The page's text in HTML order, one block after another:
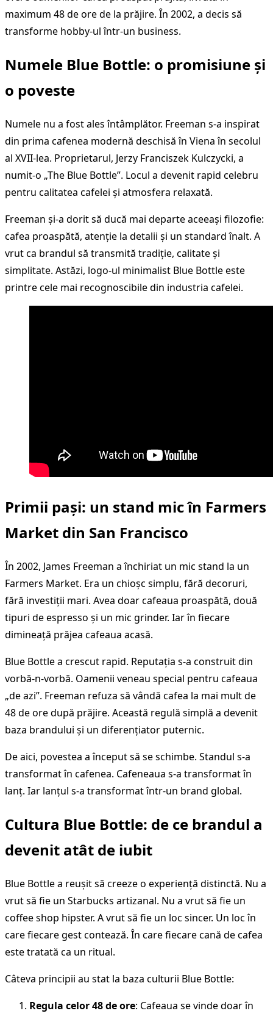
maximum 48 de ore de la prăjire. În 2002, a decis să
transforme hobby-ul într-un business.
Numele Blue Bottle: o promisiune și
o poveste
Numele nu a fost ales întâmplător. Freeman s-a inspirat
din prima cafenea modernă deschisă în Viena în secolul
al XVII-lea. Proprietarul, Jerzy Franciszek Kulczycki, a
numit-o „The Blue Bottle”. Locul a devenit rapid celebru
pentru calitatea cafelei și atmosfera relaxată.
Freeman și-a dorit să ducă mai departe aceeași filozofie:
cafea proaspătă, atenție la detalii și un standard înalt. A
vrut ca brandul să transmită tradiție, calitate și
simplitate. Astăzi, logo-ul minimalist Blue Bottle este
printre cele mai recognoscibile din industria cafelei.
Primii pași: un stand mic în Farmers
Market din San Francisco
În 2002, James Freeman a închiriat un mic stand la un
Farmers Market. Era un chioșc simplu, fără decoruri,
fără investiții mari. Avea doar cafeaua proaspătă, două
tipuri de espresso și un mic grinder. Iar în fiecare
dimineață prăjea cafeaua acasă.
Blue Bottle a crescut rapid. Reputația s-a construit din
vorbă-n-vorbă. Oamenii veneau special pentru cafeaua
„de azi”. Freeman refuza să vândă cafea la mai mult de
48 de ore după prăjire. Această regulă simplă a devenit
baza brandului și un diferențiator puternic.
De aici, povestea a început să se schimbe. Standul s-a
transformat în cafenea. Cafeneaua s-a transformat în
lanț. Iar lanțul s-a transformat într-un brand global.
Cultura Blue Bottle: de ce brandul a
devenit atât de iubit
Blue Bottle a reușit să creeze o experiență distinctă. Nu a
vrut să fie un Starbucks artizanal. Nu a vrut să fie un
coffee shop hipster. A vrut să fie un loc sincer. Un loc în
care fiecare gest contează. În care fiecare cană de cafea
este tratată ca un ritual.
Câteva principii au stat la baza culturii Blue Bottle:
Regula celor 48 de ore: Cafeaua se vinde doar în